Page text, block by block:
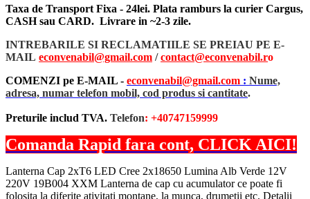
Taxa de Transport Fixa - 24lei. Plata ramburs la curier Cargus,
CASH sau CARD. Livrare in ~2-3 zile.
INTREBARILE SI RECLAMATIILE SE PREIAU PE E-
MAIL econvenabil@gmail.com /contact@econvenabil.ro
COMENZI pe E-MAIL - econvenabil@gmail.com : Nume,
adresa, numar telefon mobil, cod produs si cantitate.
Preturile includ TVA. Telefon: +40747159999
Comanda Rapid fara cont, CLICK AICI!
Lanterna Cap 2xT6 LED Cree 2x18650 Lumina Alb Verde 12V
220V 19B004 XXM Lanterna de cap cu acumulator ce poate fi
folosita la diferite ativitati montane, la munca, drumeții etc. Detalii